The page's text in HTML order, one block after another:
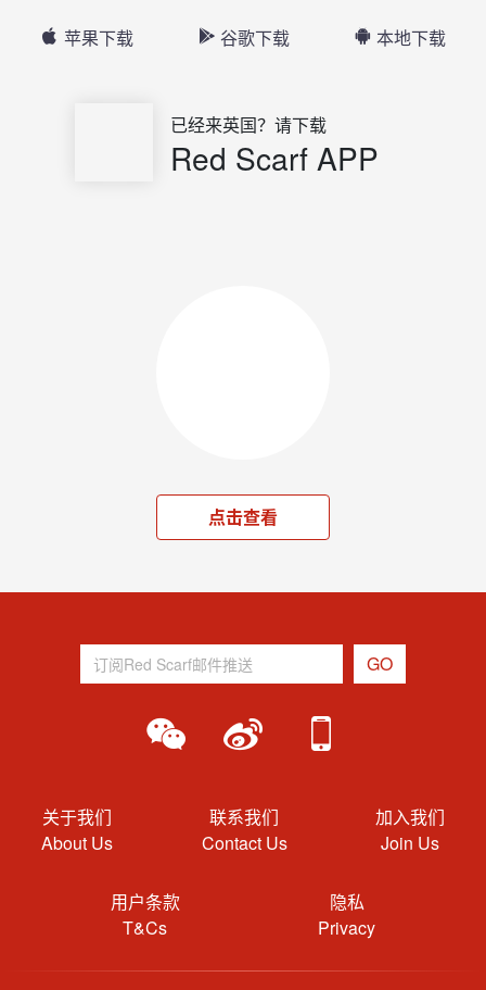
苹果下载 谷歌下载 本地下载
已经来英国？请下载
Red Scarf APP
点击查看
关于我们
About Us
联系我们
Contact Us
加入我们
Join Us
用户条款
T&Cs
隐私
Privacy